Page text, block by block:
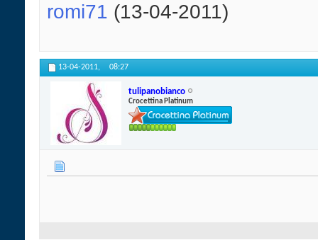
romi71 (13-04-2011)
13-04-2011, 08:27
tulipanobianco
Crocettina Platinum